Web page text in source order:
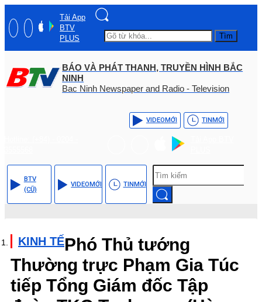
Tải App
BTV
PLUS
Tìm
BÁO VÀ PHÁT THANH, TRUYỀN HÌNH BẮC
NINH
Bac Ninh Newspaper and Radio - Television
VIDEOMỚI TINMỚI
BTV
(CŨ)
VIDEOMỚI TINMỚI
KINH TẾPhó Thủ tướng
Thường trực Phạm Gia Túc
tiếp Tổng Giám đốc Tập